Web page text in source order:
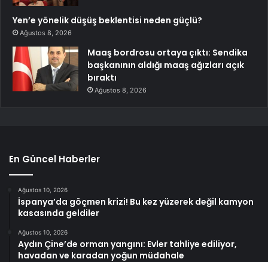
Yen’e yönelik düşüş beklentisi neden güçlü?
Ağustos 8, 2026
Maaş bordrosu ortaya çıktı: Sendika
başkanının aldığı maaş ağızları açık
bıraktı
Ağustos 8, 2026
En Güncel Haberler
Ağustos 10, 2026
İspanya’da göçmen krizi! Bu kez yüzerek değil kamyon
kasasında geldiler
Ağustos 10, 2026
Aydın Çine’de orman yangını: Evler tahliye ediliyor,
havadan ve karadan yoğun müdahale